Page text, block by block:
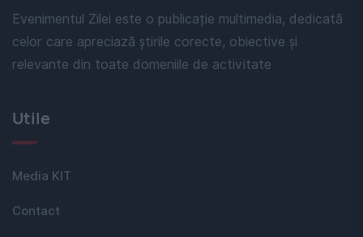
Evenimentul Zilei este o publicație multimedia, dedicată
celor care apreciază știrile corecte, obiective și
relevante din toate domeniile de activitate
Utile
Media KIT
Contact